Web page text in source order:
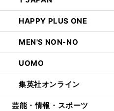
HAPPY PLUS ONE
MEN'S NON-NO
UOMO
集英社オンライン
芸能・情報・スポーツ